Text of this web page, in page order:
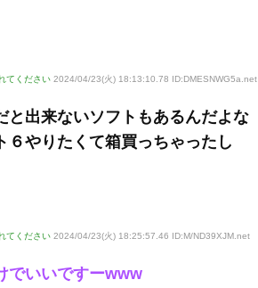
てください 2024/04/23(火) 18:13:10.78 ID:DMESNWG5a .net
と出来ないソフトもあるんだよな
６やりたくて箱買っちゃったし
てください 2024/04/23(火) 18:25:57.46 ID:M/ND39XJM .net
でいいですーwww